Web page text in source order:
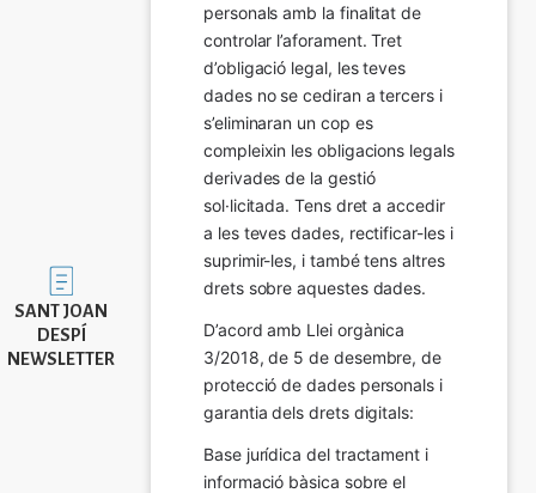
Imatge
SANT JOAN
DESPÍ
NEWSLETTER
personals amb la finalitat de
controlar l’aforament. Tret
d’obligació legal, les teves
dades no se cediran a tercers i
s’eliminaran un cop es
compleixin les obligacions legals
derivades de la gestió
sol·licitada. Tens dret a accedir
a les teves dades, rectificar-les i
suprimir-les, i també tens altres
drets sobre aquestes dades.
D’acord amb Llei orgànica
3/2018, de 5 de desembre, de
protecció de dades personals i
garantia dels drets digitals:
Base jurídica del tractament i
informació bàsica sobre el